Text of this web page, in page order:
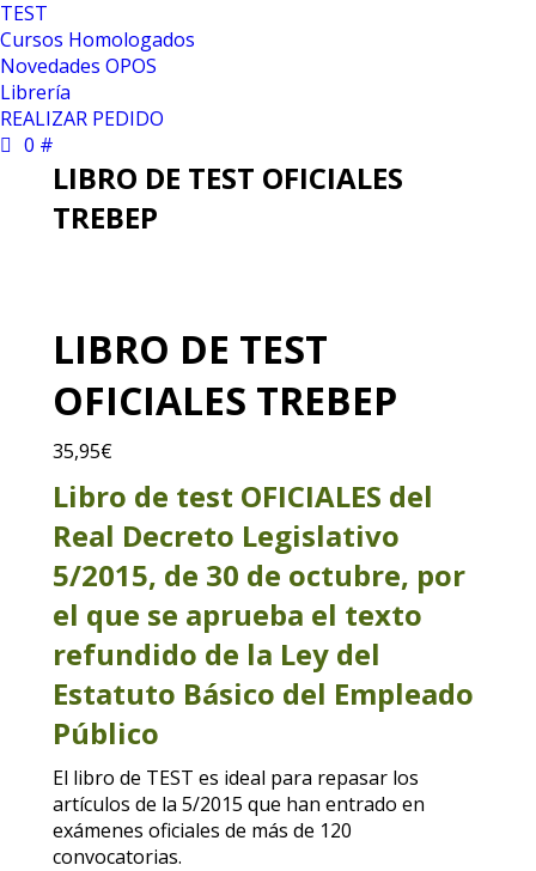
TEST
Cursos Homologados
Novedades OPOS
Librería
REALIZAR PEDIDO
0 #
LIBRO DE TEST OFICIALES
TREBEP
LIBRO DE TEST
OFICIALES TREBEP
35,95€
Libro de test OFICIALES del
Real Decreto Legislativo
5/2015, de 30 de octubre, por
el que se aprueba el texto
refundido de la Ley del
Estatuto Básico del Empleado
Público
El libro de TEST es ideal para repasar los
artículos de la 5/2015 que han entrado en
exámenes oficiales de más de 120
convocatorias.